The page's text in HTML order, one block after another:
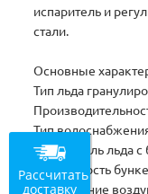
испаритель и
стали.
Основные
Тип льда
Тип
Накопитель льда
Вместимость
Охлаждение
Рассчитать
доставку